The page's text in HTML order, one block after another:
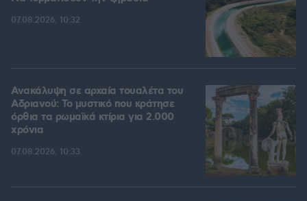
07.08.2026, 10:32
Ανακάλυψη σε αρχαία τουαλέτα του
Αδριανού: Το μυστικό που κράτησε
όρθια τα ρωμαϊκά κτίρια για 2.000
χρόνια
07.08.2026, 10:33